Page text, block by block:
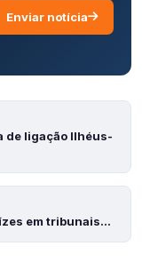
Enviar notícia
de ligação Ilhéus-
em tribunais…